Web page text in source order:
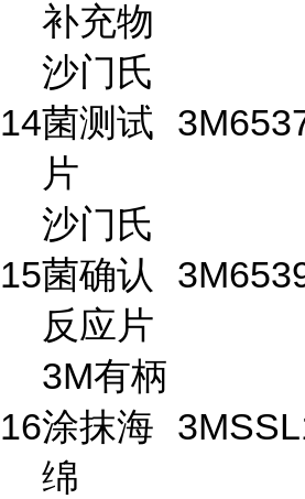
补充物
14
沙门氏
菌测试
片
3M
15
沙门氏
菌确认
反应片
3M
16
3M有柄
涂抹海
绵
3M